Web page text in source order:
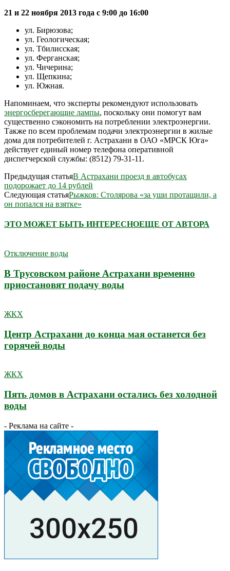
21 и 22 ноября 2013 года с 9:00 до 16:00
ул. Бирюзова;
ул. Геологическая;
ул. Тбилисская;
ул. Ферганская;
ул. Чичерина;
ул. Щепкина;
ул. Южная.
Напоминаем, что эксперты рекомендуют использовать
энергосберегающие лампы, поскольку они помогут вам
существенно сэкономить на потреблении электроэнергии.
Также по всем проблемам подачи электроэнергии в жилые
дома для потребителей г. Астрахани в ОАО «МРСК Юга»
действует единый номер телефона оперативной
диспетчерской службы: (8512) 79-31-11.
Предыдущая статьяВ Астрахани проезд в автобусах
подорожает до 14 рублей
Следующая статьяРыжков: Столярова «за уши протащили, а
он попался на взятке»
ЭТО МОЖЕТ БЫТЬ ИНТЕРЕСНОЕЩЕ ОТ АВТОРА
Отключение воды
В Трусовском районе Астрахани временно
приостановят подачу воды
ЖКХ
Центр Астрахани до конца мая останется без
горячей воды
ЖКХ
Пять домов в Астрахани остались без холодной
воды
- Реклама на сайте -